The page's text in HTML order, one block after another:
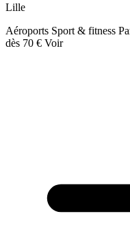
Lille
Aéroports Sport & fitness
dès 70 € Voir